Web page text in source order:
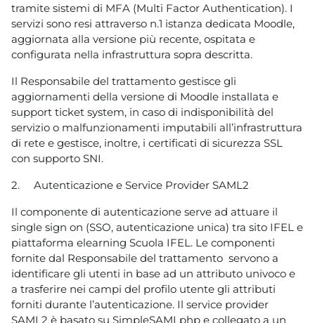
tramite sistemi di MFA (Multi Factor Authentication). I
servizi sono resi attraverso n.1 istanza dedicata Moodle,
aggiornata alla versione più recente, ospitata e
configurata nella infrastruttura sopra descritta.
Il Responsabile del trattamento gestisce gli
aggiornamenti della versione di Moodle installata e
support ticket system, in caso di indisponibilità del
servizio o malfunzionamenti imputabili all’infrastruttura
di rete e gestisce, inoltre, i certificati di sicurezza SSL
con supporto SNI.
2.
Autenticazione e Service Provider SAML2
Il componente di autenticazione serve ad attuare il
single sign on (SSO, autenticazione unica) tra sito IFEL e
piattaforma elearning Scuola IFEL. Le componenti
fornite dal Responsabile del trattamento servono a
identificare gli utenti in base ad un attributo univoco e
a trasferire nei campi del profilo utente gli attributi
forniti durante l’autenticazione. Il service provider
SAML2 è basato su SimpleSAMLphp e collegato a un